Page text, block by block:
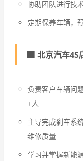
协助团队进行技
定期保养车辆，
🏢 北京汽车
负责客户车辆问
+人
主导完成刹车系
维修质量
学习并掌握新能